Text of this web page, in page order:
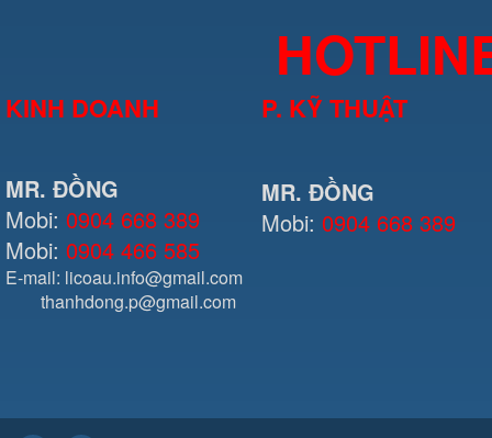
KINH DOANH P. KỸ THUẬT
MR. ĐỒNG
Mobi: 0904 668 389
Mobi: 0904 466 585
E-mail: licoau.info@gmail.com
thanhdong.p@gmail.com
MR. ĐỒNG
Mobi: 0904 668 389